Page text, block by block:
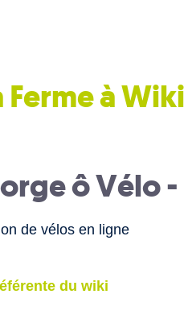
Ferme à
ô Vélo
de vélos en ligne
du wiki